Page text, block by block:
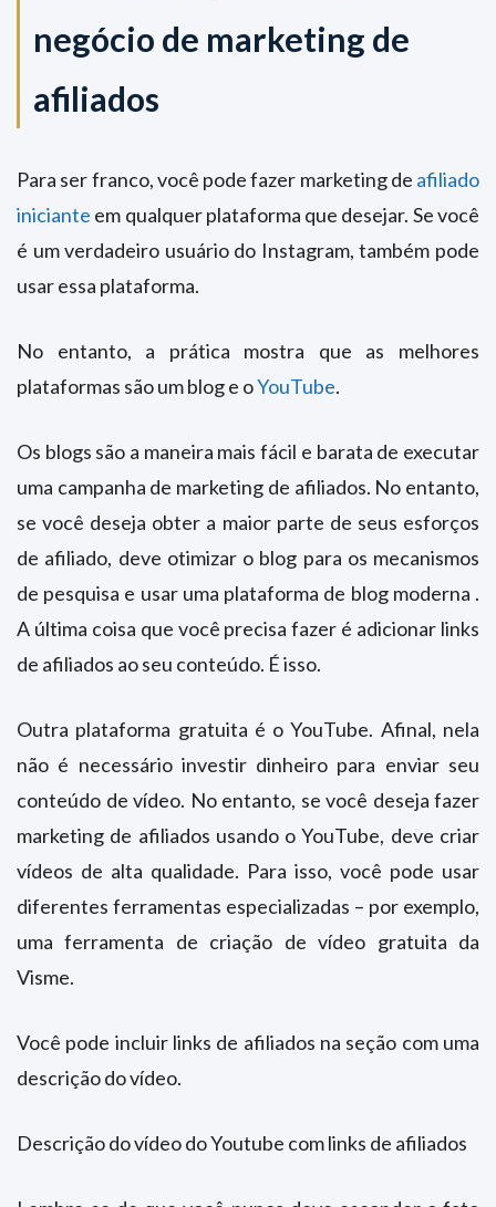
negócio de marketing de
afiliados
Para ser franco, você pode fazer marketing de afiliado
iniciante em qualquer plataforma que desejar. Se você
é um verdadeiro usuário do Instagram, também pode
usar essa plataforma.
No entanto, a prática mostra que as melhores
plataformas são um blog e oYouTube.
Os blogs são a maneira mais fácil e barata de executar
uma campanha de marketing de afiliados. No entanto,
se você deseja obter a maior parte de seus esforços
de afiliado, deve otimizar o blog para os mecanismos
de pesquisa e usar uma plataforma de blog moderna .
A última coisa que você precisa fazer é adicionar links
de afiliados ao seu conteúdo. É isso.
Outra plataforma gratuita é o YouTube. Afinal, nela
não é necessário investir dinheiro para enviar seu
conteúdo de vídeo. No entanto, se você deseja fazer
marketing de afiliados usando o YouTube, deve criar
vídeos de alta qualidade. Para isso, você pode usar
diferentes ferramentas especializadas – por exemplo,
uma ferramenta de criação de vídeo gratuita da
Visme.
Você pode incluir links de afiliados na seção com uma
descrição do vídeo.
Descrição do vídeo do Youtube com links de afiliados